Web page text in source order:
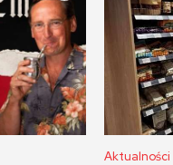
Aktualności